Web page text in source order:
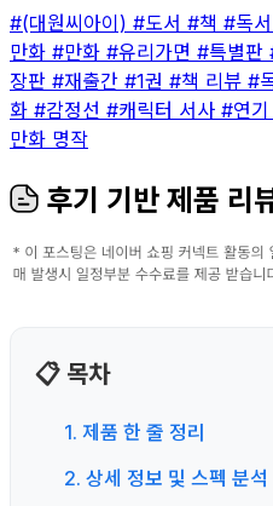
#(대원씨아이) #도서 #책 #독서
만화 #만화 #유리가면 #특별판
장판 #재출간 #1권 #책 리뷰 #
화 #감정선 #캐릭터 서사 #연
만화 명작
후기 기반 제품 리
📋 목차
1. 제품 한 줄 정리
2. 상세 정보 및 스펙 분석